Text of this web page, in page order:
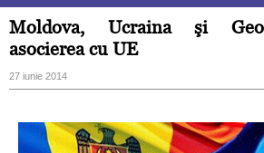
Moldova, Ucraina şi
asocierea cu UE
27 iunie 2014